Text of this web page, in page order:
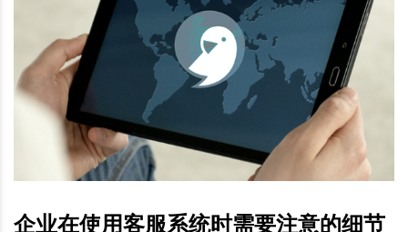
企业在使用客服系统时需要注意的细节